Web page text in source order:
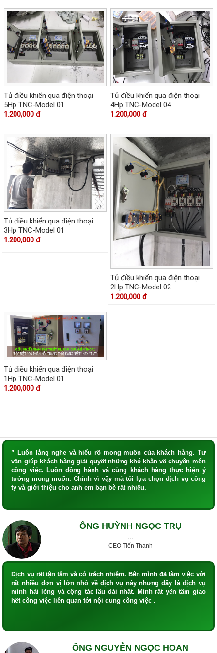
Tủ điều khiển qua điện thoại
5Hp TNC-Model 01
1.200,000 đ
Tủ điều khiển qua điện thoại
4Hp TNC-Model 04
1.200,000 đ
Tủ điều khiển qua điện thoại
3Hp TNC-Model 01
1.200,000 đ
Tủ điều khiển qua điện thoại
2Hp TNC-Model 02
1.200,000 đ
Tủ điều khiển qua điện thoại
1Hp TNC-Model 01
1.200,000 đ
” Luôn lắng nghe và hiểu rõ mong muốn của khách hàng. Tư
vấn giúp khách hàng giải quyết những khó khăn về chuyên môn
công việc. Luôn đồng hành và cùng khách hàng thực hiện ý
tưởng mong muốn. Chính vì vậy mà tôi lựa chọn dịch vụ công
ty và giới thiệu cho anh em bạn bè rất nhiều.
ÔNG HUỲNH NGỌC TRỤ
···
CEO Tiến Thanh
Dịch vụ rất tận tâm và có trách nhiệm. Bên mình đã làm việc với
rất nhiều đơn vị lớn nhỏ về dịch vụ này nhưng đây là dịch vụ
mình hài lòng và cộng tác lâu dài nhất. Mình rất yên tâm giao
hết công việc liên quan tới nội dung công việc .
ÔNG NGUYỄN NGỌC HOAN